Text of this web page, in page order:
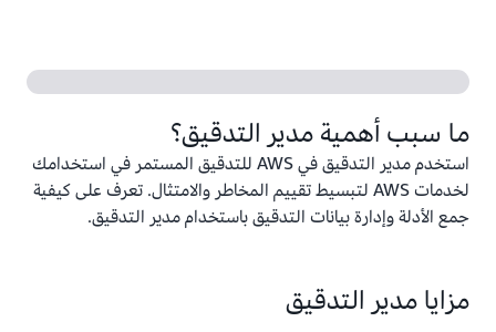
ما سبب أهمية مدير التدقيق؟
استخدم مدير التدقيق في AWS للتدقيق المستمر في استخدامك
لخدمات AWS لتبسيط تقييم المخاطر والامتثال. تعرف على كيفية
جمع الأدلة وإدارة بيانات التدقيق باستخدام مدير التدقيق.
مزايا مدير التدقيق